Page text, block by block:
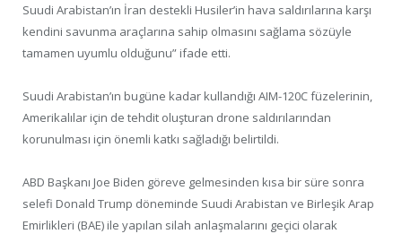
Suudi Arabistan’ın İran destekli Husiler’in hava saldırılarına karşı
kendini savunma araçlarına sahip olmasını sağlama sözüyle
tamamen uyumlu olduğunu” ifade etti.
Suudi Arabistan’ın bugüne kadar kullandığı AIM-120C füzelerinin,
Amerikalılar için de tehdit oluşturan drone saldırılarından
korunulması için önemli katkı sağladığı belirtildi.
ABD Başkanı Joe Biden göreve gelmesinden kısa bir süre sonra
selefi Donald Trump döneminde Suudi Arabistan ve Birleşik Arap
Emirlikleri (BAE) ile yapılan silah anlaşmalarını geçici olarak